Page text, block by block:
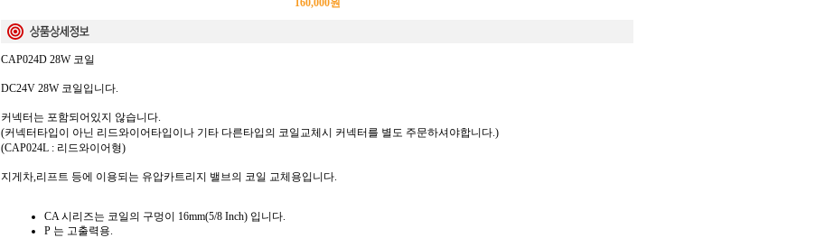
160,000원
CAP024D 28W 코일
DC24V 28W 코일입니다.
커넥터는 포함되어있지 않습니다.
(커넥터타입이 아닌 리드와이어타입이나 기타 다른타입의 코일교체시 커넥터를 별도 주문하셔야합니다.)
(CAP024L : 리드와이어형)
지게차,리프트 등에 이용되는 유압카트리지 밸브의 코일 교체용입니다.
CA 시리즈는 코일의 구멍이 16mm(5/8 Inch) 입니다.
P 는 고출력용.